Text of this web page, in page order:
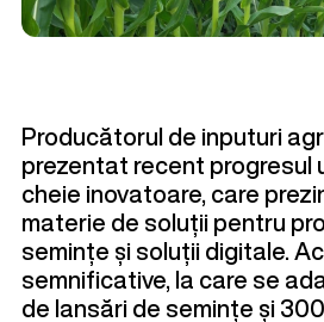
Producătorul de inputuri
prezentat recent progresul
cheie inovatoare, care
materie de soluții pentru
semințe și soluții digitale.
semnificative, la care se
de lansări de semințe și